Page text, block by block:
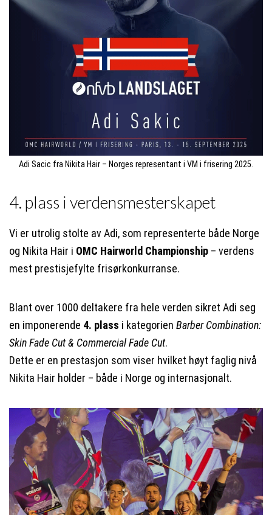
Adi Sacic fra Nikita Hair – Norges representant i VM i frisering 2025.
4. plass i verdensmesterskapet
Vi er utrolig stolte av Adi, som representerte både Norge
og Nikita Hair i OMC Hairworld Championship – verdens
mest prestisjefylte frisørkonkurranse.
Blant over 1000 deltakere fra hele verden sikret Adi seg
en imponerende 4. plass i kategorien Barber Combination:
Skin Fade Cut & Commercial Fade Cut.
Dette er en prestasjon som viser hvilket høyt faglig nivå
Nikita Hair holder – både i Norge og internasjonalt.